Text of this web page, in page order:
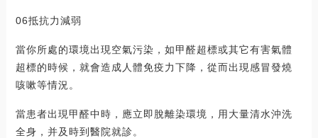
06抵抗力減弱
當你所處的環境出現空氣污染，如甲醛超標或其它有害氣體
超標的時候，就會造成人體免疫力下降，從而出現感冒發燒
咳嗽等情況。
當患者出現甲醛中時，應立即脫離染環境，用大量清水沖洗
全身，并及時到醫院就診。